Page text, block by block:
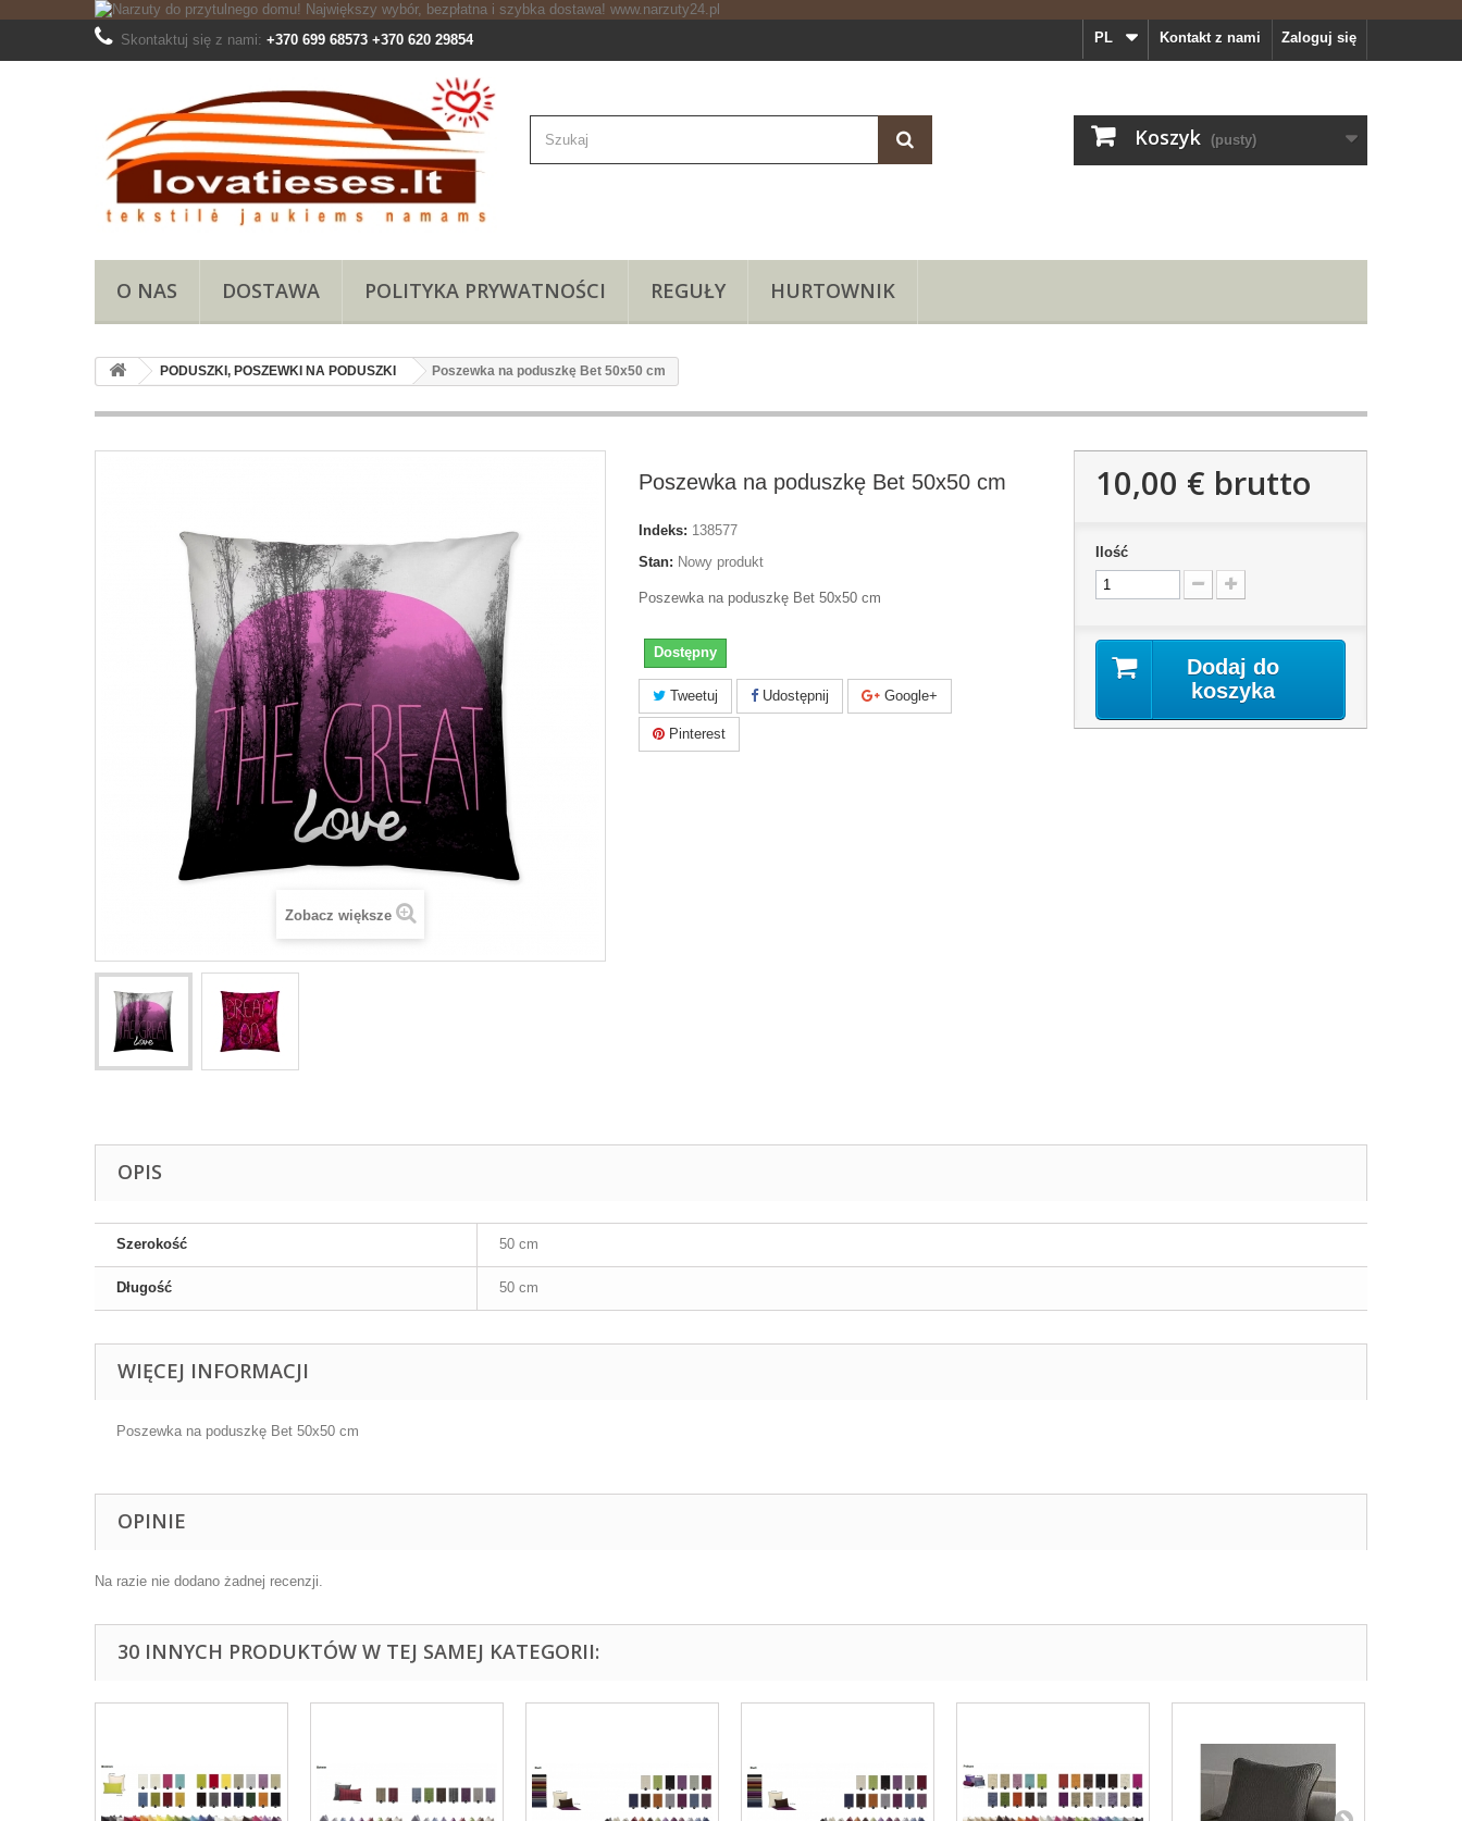
Zaloguj się
Kontakt z nami
Skontaktuj się z nami: +370 699 68573 +370 620 29854 PL
Koszyk (pusty)
O NAS DOSTAWA POLITYKA PRYWATNOŚCI REGUŁY HURTOWNIK
PODUSZKI, POSZEWKI NA PODUSZKI Poszewka na poduszkę Bet 50x50 cm
Zobacz większe
Poszewka na poduszkę Bet 50x50 cm
Indeks: 138577
Stan: Nowy produkt
Poszewka na poduszkę Bet 50x50 cm
Dostępny
Tweetuj Udostępnij Google+
Pinterest
10,00 € brutto
Ilość
Dodaj do
koszyka
OPIS
Szerokość 50 cm
Długość 50 cm
WIĘCEJ INFORMACJI
Poszewka na poduszkę Bet 50x50 cm
OPINIE
Na razie nie dodano żadnej recenzji.
30 INNYCH PRODUKTÓW W TEJ SAMEJ KATEGORII: